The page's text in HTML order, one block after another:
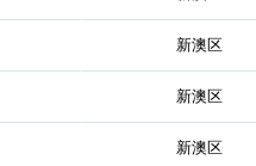
新澳区
新澳区
新澳区